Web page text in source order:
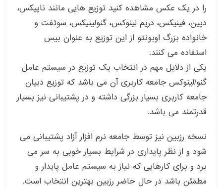
را در یک عکس مشاهده کنید توزیع هایی مانند ناپیکس،
دپین، فینیکس، دریم لینوکس، گنولینیکس، سوئفت و
خانواده بزرگ اوبونتو از این توزیع به عنوان بیس
استفاده می کنند.
یکی از دلایل مهم در انتخاب یک توزیع در سیستم عامل
گنو/لینوکس جامعه کاربری آن می باشد که توزیع دبیان
جامعه کاربری بسیار بزرگی داشته و در پشتیبانی نیز بسیار
قدرتمند می باشد.
نسخه رزبین نیز توسط جامعه نرم افزار آزاد پشتیبانی می
شود و از نظر پایداری در شرایط بسیار خوبی به سر می
برد و برای کارهایی که نیاز به سیستم عامل پایدار و
مطمئن باشد در حال حاضر رزبین بهترین انتخاب است.